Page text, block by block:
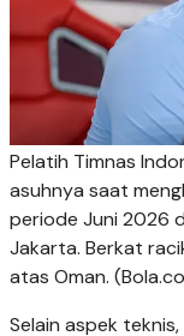
Pelatih Timnas
asuhnya saat
periode Juni 2026
Jakarta. Berkat
atas Oman.
Selain aspek